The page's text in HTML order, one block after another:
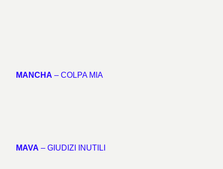
MANCHA – COLPA MIA
MAVA – GIUDIZI INUTILI